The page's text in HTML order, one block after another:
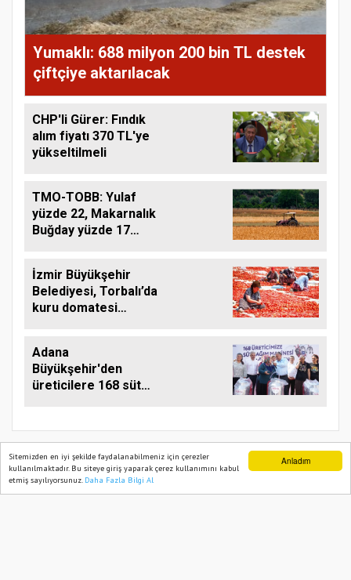
Anladım
Sitemizden en iyi şekilde faydalanabilmeniz için çerezler
kullanılmaktadır. Bu siteye giriş yaparak çerez kullanımını kabul
etmiş sayılıyorsunuz. Daha Fazla Bilgi Al
Yumaklı: 688 milyon 200 bin TL destek
çiftçiye aktarılacak
CHP'li Gürer: Fındık
alım fiyatı 370 TL'ye
yükseltilmeli
TMO-TOBB: Yulaf
yüzde 22, Makarnalık
Buğday yüzde 17
İzmir Büyükşehir
Belediyesi, Torbalı’da
kuru domatesi
Adana
Büyükşehir'den
üreticilere 168 süt
TARIM PUSULASI
Ana Sayfa Web TV